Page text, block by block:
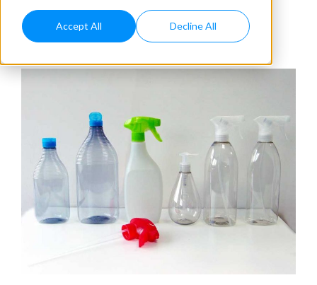
Accept All Decline All